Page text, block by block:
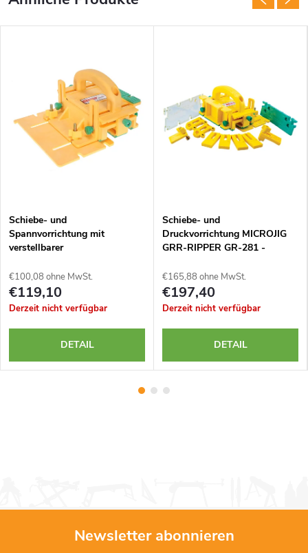
Schiebe- und
Spannvorrichtung mit
verstellbarer
MICROJIG GRR-RIPPER GR-
200
€100,08 ohne MwSt.
€119,10
Derzeit nicht verfügbar
DETAIL
Schiebe- und
Druckvorrichtung MICROJIG
GRR-RIPPER GR-281 -
€165,88 ohne MwSt.
€197,40
Derzeit nicht verfügbar
DETAIL
Newsletter abonnieren